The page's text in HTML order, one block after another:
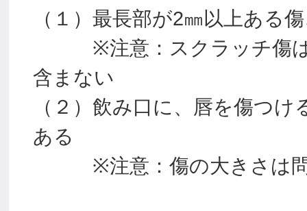
（１）最長部が2㎜以上ある
※注意：スクラッチ傷は
含まない
（２）飲み口に、唇を傷つ
ある
※注意：傷の大きさは問